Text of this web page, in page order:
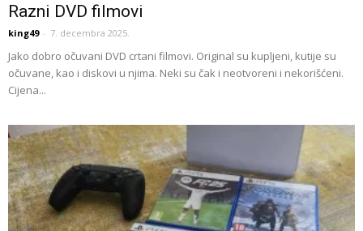
Razni DVD filmovi
king49 - 7. decembra 2025.
Jako dobro očuvani DVD crtani filmovi. Original su kupljeni, kutije su
očuvane, kao i diskovi u njima. Neki su čak i neotvoreni i nekorišćeni.
Cijena...